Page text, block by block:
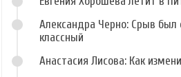
Александра Черно: Срыв был
классный
Анастасия Лисова: Как